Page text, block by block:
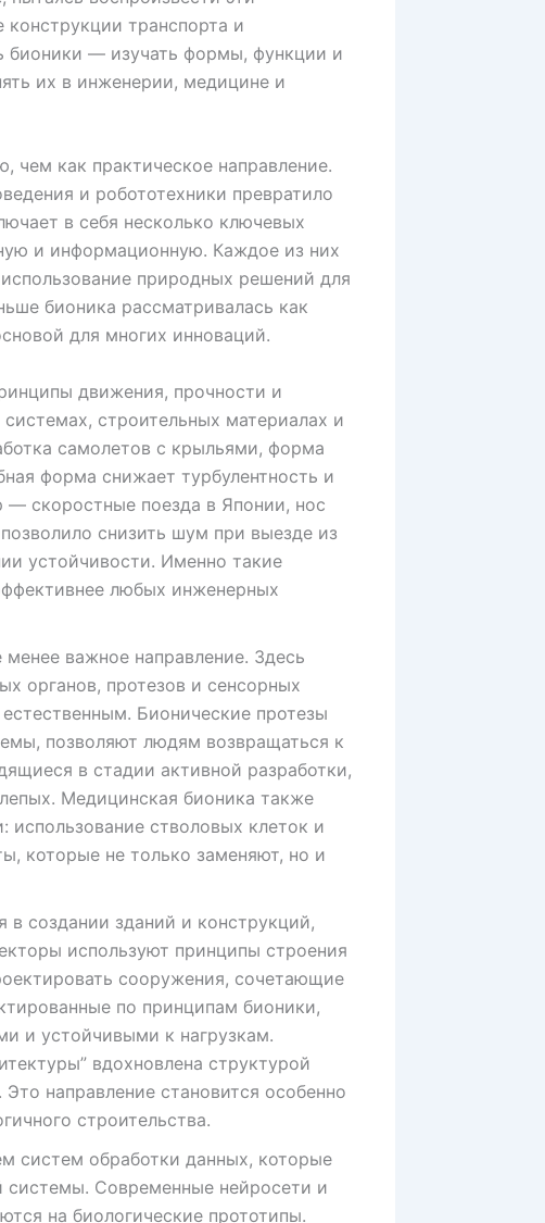
транспорта и
бионики — изучать формы, функции и
их в инженерии, медицине и
чем как практическое направление.
и робототехники превратило
в себя несколько ключевых
и информационную. Каждое из них
природных решений для
бионика рассматривалась как
для многих инноваций.
движения, прочности и
строительных материалах и
самолетов с крыльями, форма
форма снижает турбулентность и
скоростные поезда в Японии, нос
снизить шум при выезде из
устойчивости. Именно такие
любых инженерных
менее важное направление. Здесь
органов, протезов и сенсорных
Бионические протезы
позволяют людям возвращаться к
в стадии активной разработки,
Медицинская бионика также
использование стволовых клеток и
которые не только заменяют, но и
в создании зданий и конструкций,
используют принципы строения
сооружения, сочетающие
по принципам бионики,
и устойчивыми к нагрузкам.
вдохновлена структурой
направление становится особенно
строительства.
систем обработки данных, которые
системы. Современные нейросети и
на биологические прототипы.